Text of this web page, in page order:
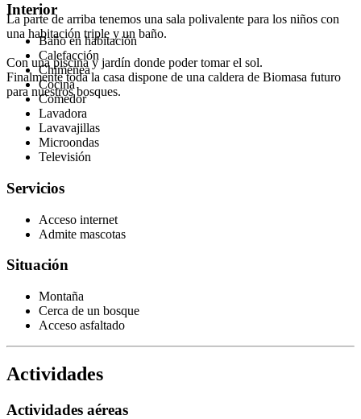
La parte de arriba tenemos una sala polivalente para los niños con
una habitación triple y un baño.
Con una piscina y jardín donde poder tomar el sol.
Finalmente toda la casa dispone de una caldera de Biomasa futuro
para nuestros bosques.
Interior
Baño en habitación
Calefacción
Chimenea
Cocina
Comedor
Lavadora
Lavavajillas
Microondas
Televisión
Servicios
Acceso internet
Admite mascotas
Situación
Montaña
Cerca de un bosque
Acceso asfaltado
Actividades
Actividades aéreas